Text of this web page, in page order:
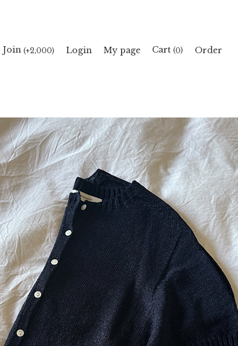
Join(+2,000) Login My page Cart(0) Order